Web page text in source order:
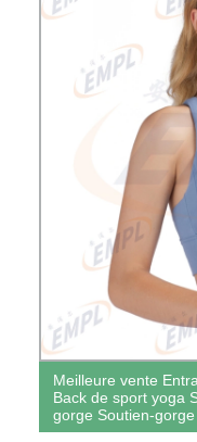
Meilleure vente
Back de sport yoga
gorge Soutien-